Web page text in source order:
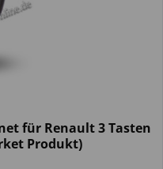
für Renault 3 Tasten
Produkt)